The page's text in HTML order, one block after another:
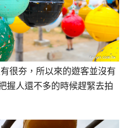
很夯，所以來的遊客並沒有
握人還不多的時候趕緊去拍